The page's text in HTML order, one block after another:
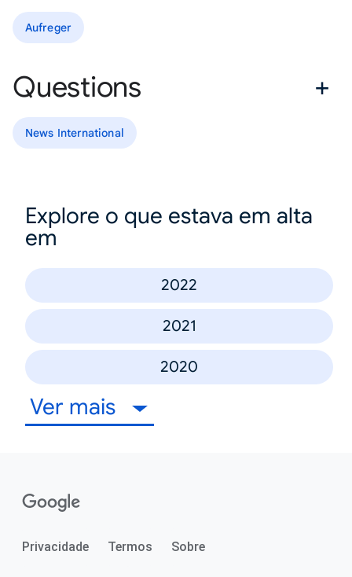
Aufreger
Questions
News International
Explore o que estava em alta
em
2022
2021
2020
Ver mais
Privacidade Termos Sobre